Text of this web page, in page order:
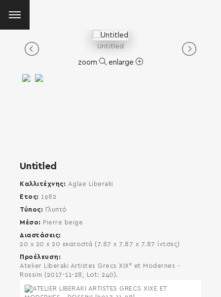
Untitled
zoom enlarge
Untitled
Καλλιτέχνης
Aglae Liberaki
Έτος
1982
Τύπος
Γλυπτό
Μέσο
Pierre beige
Διαστάσεις
20 x 20 x 20 εκατοστά (7.87 x 7.87 x 7.87 ίντσες)
Προέλευση
Atelier Liberaki Artistes Grecs XIX e et Modernes -
Rossini (2017-11-28, Lot: 240).